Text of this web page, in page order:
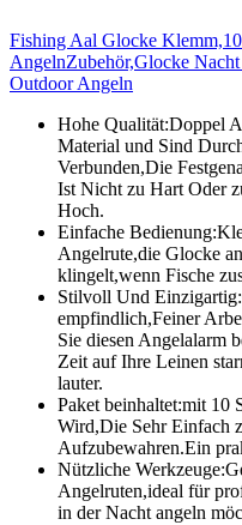
Fishing Aal Glocke
AngelnZubehör,Glocke
Outdoor Angeln
Hohe Qualität:Doppel
Material und Sind
Verbunden,Die
Ist Nicht zu Hart Oder
Hoch.
Einfache
Angelrute,die Glocke
klingelt,wenn Fische
Stilvoll Und
empfindlich,Feiner
Sie diesen Angelalarm
Zeit auf Ihre Leinen
lauter.
Paket beinhaltet:mit 10
Wird,Die Sehr Einfach
Aufzubewahren.Ein
Nützliche
Angelruten,ideal für
in der Nacht angeln